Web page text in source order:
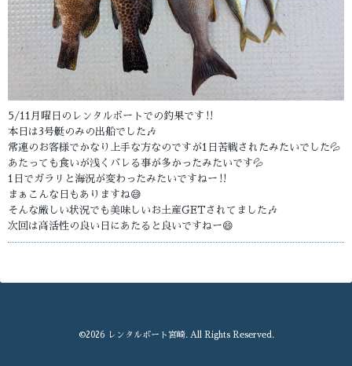
5/11月曜日のレンタルボートでの釣果です‼️
本日は3号艇のみの出船でした🎶
常連のお客様でかなり上手な方なのですが1日苦戦されたみたいでした💦
あたっても食いが浅くバレる事が多かったみたいです💦
1日でガラリと海況が変わったみたいですねー‼️
まぁこんな日もありますね😅
そんな厳しい状況でも美味しいお土産GETされてました🎶
次回は高活性の良い日にあたると良いですねー😄
©2026 レンタルボート宮崎. All Rights Reserved.